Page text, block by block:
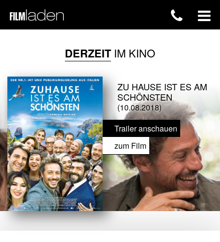
DERZEITIM KINO
ZU HAUSE IST ES AM
SCHÖNSTEN
(10.08.2018)
Trailer anschauen
zum Film